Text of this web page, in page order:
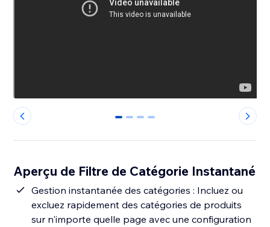
0 1 2 3
Aperçu de Filtre de Catégorie Instantané
Gestion instantanée des catégories : Incluez ou
excluez rapidement des catégories de produits
sur n'importe quelle page avec une configuration